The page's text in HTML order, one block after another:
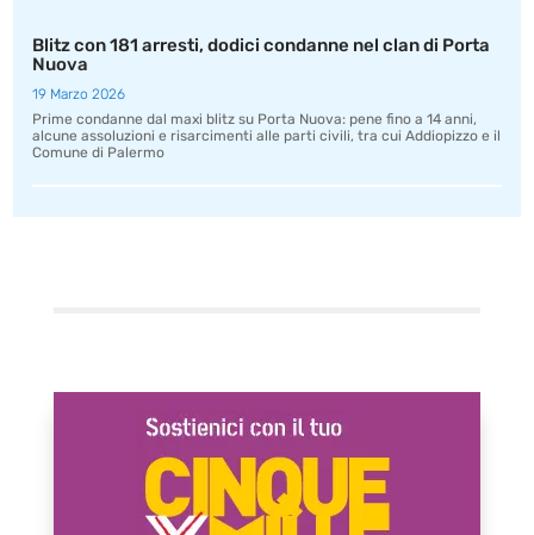
Blitz con 181 arresti, dodici condanne nel clan di Porta
Nuova
19 Marzo 2026
Prime condanne dal maxi blitz su Porta Nuova: pene fino a 14 anni,
alcune assoluzioni e risarcimenti alle parti civili, tra cui Addiopizzo e il
Comune di Palermo